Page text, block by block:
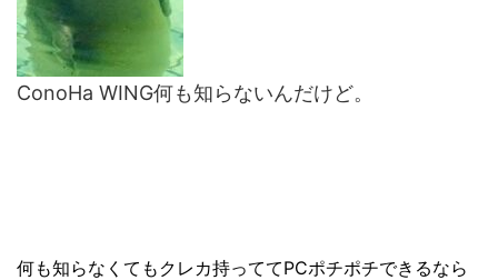
ConoHa WING何も知らないんだけど。
何も知らなくてもクレカ持っててPCポチポチできるなら